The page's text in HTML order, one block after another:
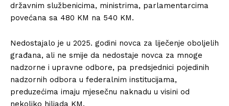
državnim službenicima, ministrima, parlamentarcima
povećana sa 480 KM na 540 KM.
Nedostajalo je u 2025. godini novca za liječenje oboljelih
građana, ali ne smije da nedostaje novca za mnoge
nadzorne i upravne odbore, pa predsjednici pojedinih
nadzornih odbora u federalnim institucijama,
preduzećima imaju mjesečnu naknadu u visini od
nekoliko hiljada KM.